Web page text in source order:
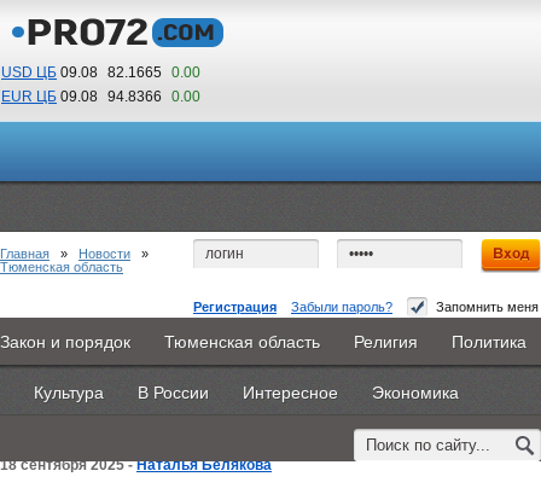
USD ЦБ 09.08 82.1665 0.00
EUR ЦБ 09.08 94.8366 0.00
13 14
По Гринвичу (GMT +5)
Регистрация Забыли пароль? Запомнить меня
Главная Новости Объявления КНИГИ ВестиNet
Каталоги 9PS Прочее
Закон и порядок Тюменская область Религия Политика
Культура В России Интересное Экономика
Главная » Новости »
Тюменская область
Более 66% заявлений об учете и регистрации
недвижимости поступило в тюменский
18 сентября 2025 -Наталья Белякова